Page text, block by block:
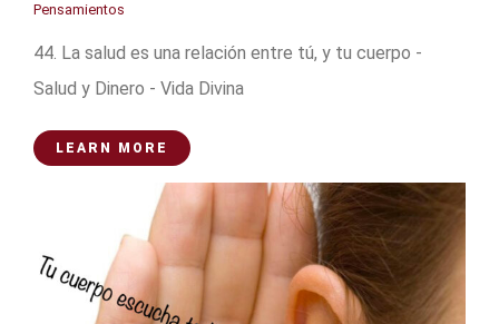
Pensamientos
44. La salud es una relación entre tú, y tu cuerpo -
Salud y Dinero - Vida Divina
LEARN MORE